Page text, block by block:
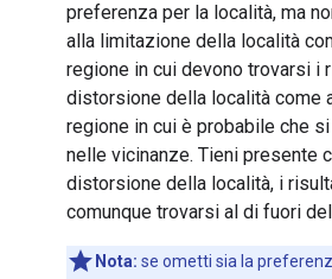
preferenza per la località, ma
alla limitazione della località
regione in cui devono trovarsi i
distorsione della località come
regione in cui è probabile che
nelle vicinanze. Tieni presente
distorsione della località, i
comunque trovarsi al di fuori
Nota: se ometti sia la